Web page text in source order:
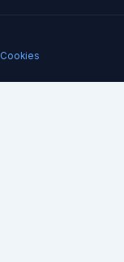
Cookies